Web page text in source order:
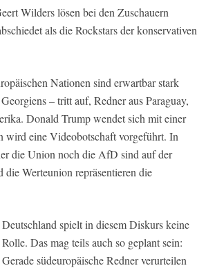
Wilders lösen bei den Zuschauern
als die Rockstars der konservativen
Nationen sind erwartbar stark
– tritt auf, Redner aus Paraguay,
Donald Trump wendet sich mit einer
wird eine Videobotschaft vorgeführt. In
die Union noch die AfD sind auf der
Werteunion repräsentieren die
Deutschland spielt in diesem Diskurs keine
Rolle. Das mag teils auch so geplant sein:
Gerade südeuropäische Redner verurteilen